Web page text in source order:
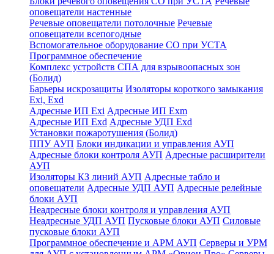
оповещатели настенные
Речевые оповещатели потолочные Речевые
оповещатели всепогодные
Вспомогательное оборудование СО при УСТА
Программное обеспечение
Комплекс устройств СПА для взрывоопасных зон
(Болид)
Барьеры искрозащиты Изоляторы короткого замыкания
Exi, Exd
Адресные ИП Exi Адресные ИП Exm
Адресные ИП Exd Адресные УДП Exd
Установки пожаротушения (Болид)
ППУ АУП Блоки индикации и управления АУП
Адресные блоки контроля АУП Адресные расширители
АУП
Изоляторы КЗ линий АУП Адресные табло и
оповещатели Адресные УДП АУП Адресные релейные
блоки АУП
Неадресные блоки контроля и управления АУП
Неадресные УДП АУП Пусковые блоки АУП Силовые
пусковые блоки АУП
Программное обеспечение и АРМ АУП Серверы и УРМ